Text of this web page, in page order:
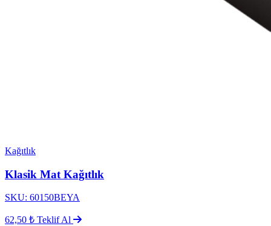
Kağıtlık
Klasik Mat Kağıtlık
SKU: 60150BEYA
62,50 ₺ Teklif Al